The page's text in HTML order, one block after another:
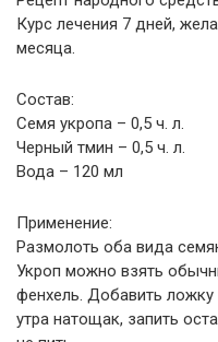
Курс лечения 7 дней,
месяца.
Состав:
Семя укропа – 0,5 ч. л.
Черный тмин – 0,5 ч. л.
Вода – 120 мл
Применение:
Размолоть оба вида
Укроп можно взять
фенхель. Добавить
утра натощак, запить